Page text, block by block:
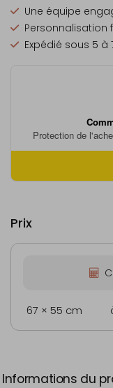
Une équipe
Personnalisation
Expédié sous 5 à
Prix
67 × 55 cm
Informations du